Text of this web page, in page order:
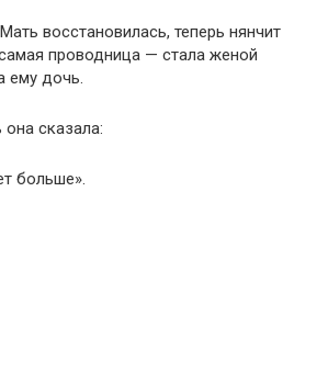
восстановилась, теперь нянчит
проводница — стала женой
ему дочь.
сказала:
больше».